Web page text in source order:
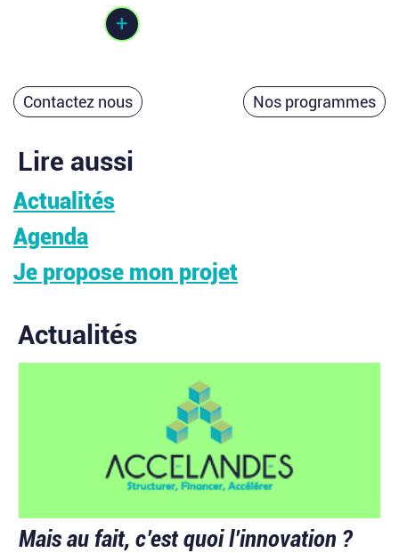
+
Contactez nous Nos programmes
Lire aussi
Actualités
Agenda
Je propose mon projet
Actualités
Mais au fait, c’est quoi l’innovation ?
Lire l'article